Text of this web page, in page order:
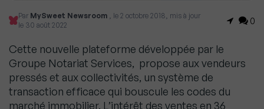
Par MySweet Newsroom , le 2 octobre 2018, mis à jour
le 30 août 2022
0
Cette nouvelle plateforme développée par le
Groupe Notariat Services, propose aux vendeurs
pressés et aux collectivités, un système de
transaction efficace qui bouscule les codes du
marché immobilier. L’intérêt des ventes en 36